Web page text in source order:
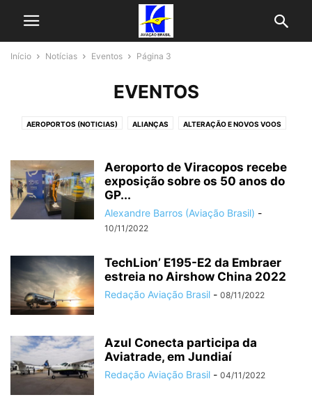
Início Notícias Eventos Página 3
EVENTOS
AEROPORTOS (NOTICIAS) ALIANÇAS ALTERAÇÃO E NOVOS VOOS
ENCOMENDAS E FROTAS
GOL NOTICIAS HISTÓRIA LATAM NOTICIAS MATÉRIAS MRO
PROGRAMAS DE FIDELIZAÇÃO
SUSTENTABILIDADE TECNOLOGIAS TENDÊNCIAS DE MERCADO
ÚLTIMAS NOTICIAS
Aeroporto de Viracopos recebe
exposição sobre os 50 anos do
GP...
Alexandre Barros (Aviação Brasil) -
10/11/2022
TechLion’ E195-E2 da Embraer
estreia no Airshow China 2022
Redação Aviação Brasil - 08/11/2022
Azul Conecta participa da
Aviatrade, em Jundiaí
Redação Aviação Brasil - 04/11/2022